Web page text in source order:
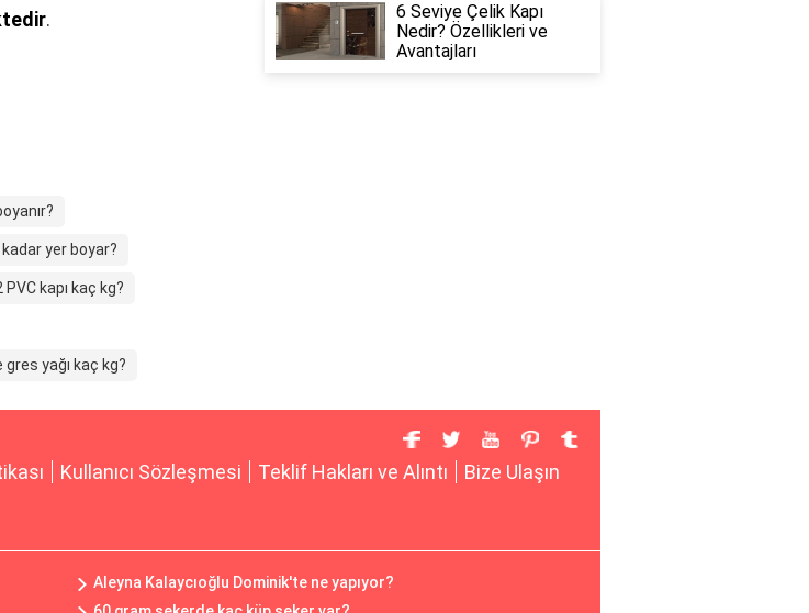
.
yer boyar?
PVC kapı kaç kg?
gres yağı kaç kg?
6 Seviye Çelik Kapı
Nedir? Özellikleri ve
Avantajları
Kullanıcı Sözleşmesi Teklif Hakları ve Alıntı Bize Ulaşın
Aleyna Kalaycıoğlu Dominik'te ne yapıyor?